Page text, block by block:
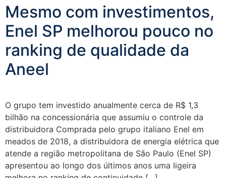
Mesmo com investimentos,
Enel SP melhorou pouco no
ranking de qualidade da
Aneel
O grupo tem investido anualmente cerca de R$ 1,3
bilhão na concessionária que assumiu o controle da
distribuidora Comprada pelo grupo italiano Enel em
meados de 2018, a distribuidora de energia elétrica que
atende a região metropolitana de São Paulo (Enel SP)
apresentou ao longo dos últimos anos uma ligeira